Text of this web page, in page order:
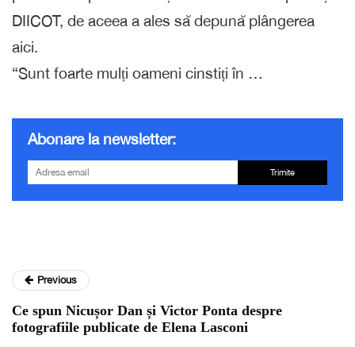
DIICOT, de aceea a ales să depună plângerea
aici.
“Sunt foarte mulți oameni cinstiți în …
Abonare la newsletter:
Trimite
Previous
Ce spun Nicușor Dan și Victor Ponta despre
fotografiile publicate de Elena Lasconi